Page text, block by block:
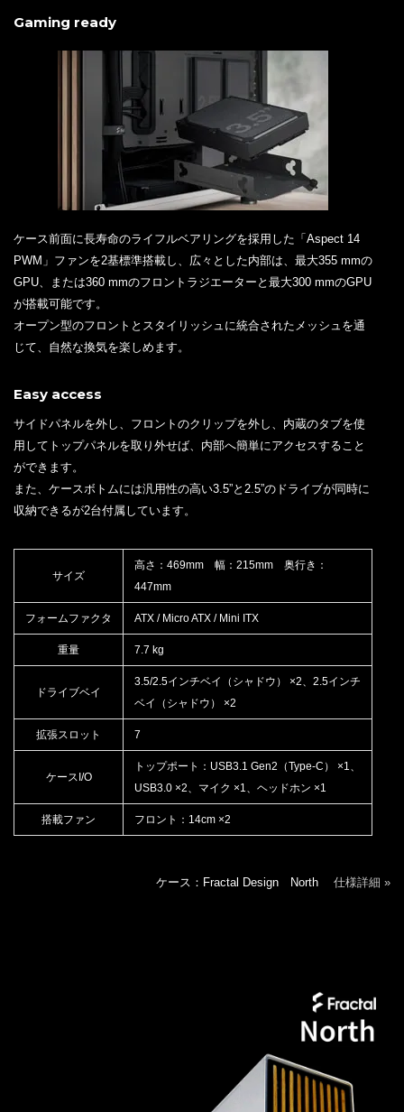
Gaming ready
ケース前面に長寿命のライフルベアリングを採用した「Aspect 14
PWM」ファンを2基標準搭載し、広々とした内部は、最大355 mmの
GPU、または360 mmのフロントラジエーターと最大300 mmのGPU
が搭載可能です。
オープン型のフロントとスタイリッシュに統合されたメッシュを通
じて、自然な換気を楽しめます。
Easy access
サイドパネルを外し、フロントのクリップを外し、内蔵のタブを使
用してトップパネルを取り外せば、内部へ簡単にアクセスすること
ができます。
また、ケースボトムには汎用性の高い3.5”と2.5”のドライブが同時に
収納できるが2台付属しています。
サイズ
高さ：469mm 幅：215mm 奥行き：
447mm
フォームファクタ ATX / Micro ATX / Mini ITX
重量 7.7 kg
ドライブベイ
3.5/2.5インチベイ（シャドウ） ×2、2.5インチ
ベイ（シャドウ） ×2
拡張スロット 7
ケースI/O
トップポート：USB3.1 Gen2（Type-C） ×1、
USB3.0 ×2、マイク ×1、ヘッドホン ×1
搭載ファン フロント：14cm ×2
ケース：Fractal Design North 仕様詳細 »